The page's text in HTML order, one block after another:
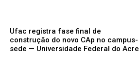
Ufac registra fase final de
construção do novo CAp no campus-
sede — Universidade Federal do Acre